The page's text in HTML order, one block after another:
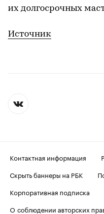
их долгосрочных
Источник
Контактная информация
Скрыть баннеры на РБК
Корпоративная подписка
О соблюдении авторских